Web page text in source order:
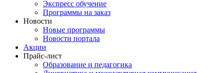
Экспресс обучение
Программы на заказ
Новости
Новые программы
Новости портала
Акции
Прайс-лист
Образование и педагогика